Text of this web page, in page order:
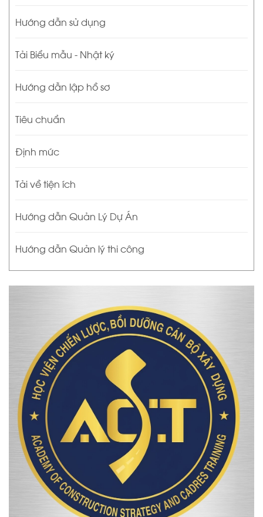
Hướng dẫn sử dụng
Tải Biểu mẫu - Nhật ký
Hướng dẫn lập hồ sơ
Tiêu chuẩn
Định mức
Tải về tiện ích
Hướng dẫn Quản Lý Dự Án
Hướng dẫn Quản lý thi công